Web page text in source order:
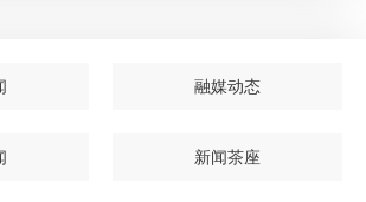
融媒动态
新闻茶座